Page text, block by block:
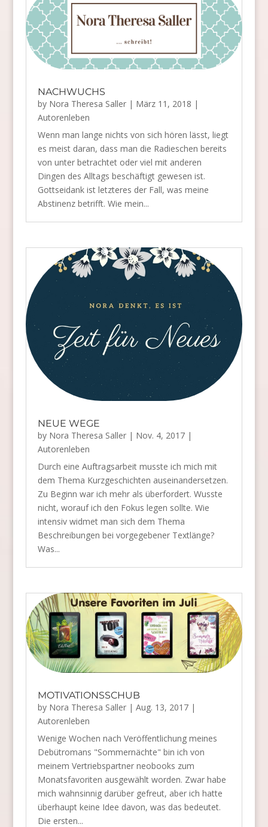
NACHWUCHS
by Nora Theresa Saller| März 11, 2018 |
Autorenleben
Wenn man lange nichts von sich hören lässt, liegt
es meist daran, dass man die Radieschen bereits
von unter betrachtet oder viel mit anderen
Dingen des Alltags beschäftigt gewesen ist.
Gottseidank ist letzteres der Fall, was meine
Abstinenz betrifft. Wie mein...
NEUE WEGE
by Nora Theresa Saller| Nov. 4, 2017|
Autorenleben
Durch eine Auftragsarbeit musste ich mich mit
dem Thema Kurzgeschichten auseinandersetzen.
Zu Beginn war ich mehr als überfordert. Wusste
nicht, worauf ich den Fokus legen sollte. Wie
intensiv widmet man sich dem Thema
Beschreibungen bei vorgegebener Textlänge?
Was...
MOTIVATIONSSCHUB
by Nora Theresa Saller| Aug. 13, 2017|
Autorenleben
Wenige Wochen nach Veröffentlichung meines
Debütromans "Sommernächte" bin ich von
meinem Vertriebspartner neobooks zum
Monatsfavoriten ausgewählt worden. Zwar habe
mich wahnsinnig darüber gefreut, aber ich hatte
überhaupt keine Idee davon, was das bedeutet.
Die ersten...